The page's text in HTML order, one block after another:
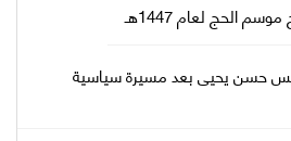
الحج لعام 1447هـ
حسن يحيى بعد مسيرة سياسية